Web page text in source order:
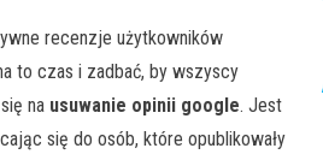
recenzje użytkowników
to czas i zadbać, by wszyscy
na usuwanie opinii google. Jest
się do osób, które opublikowały